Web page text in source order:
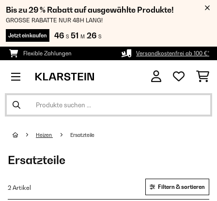
Bis zu 29 % Rabatt auf ausgewählte Produkte!
GROSSE RABATTE NUR 48H LANG!
Jetzt einkaufen 46 S 51 M 25 S
Flexible Zahlungen Versandkostenfrei ab 100 €*
Heizen Ersatzteile
Ersatzteile
2 Artikel Filtern & sortieren